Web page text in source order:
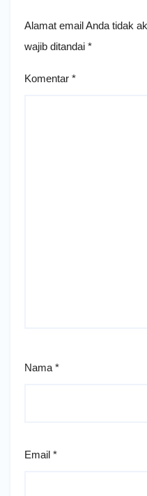
Alamat email Anda tidak
wajib ditandai *
Komentar *
Nama *
Email *